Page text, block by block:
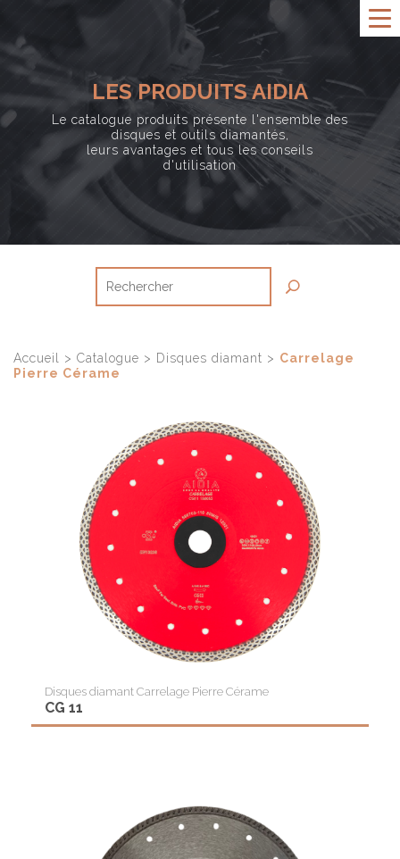
LES PRODUITS AIDIA
Le catalogue produits présente l'ensemble des
disques et outils diamantés,
leurs avantages et tous les conseils
d'utilisation
Accueil > Catalogue > Disques diamant > Carrelage
Pierre Cérame
Disques diamant Carrelage Pierre Cérame
CG 11